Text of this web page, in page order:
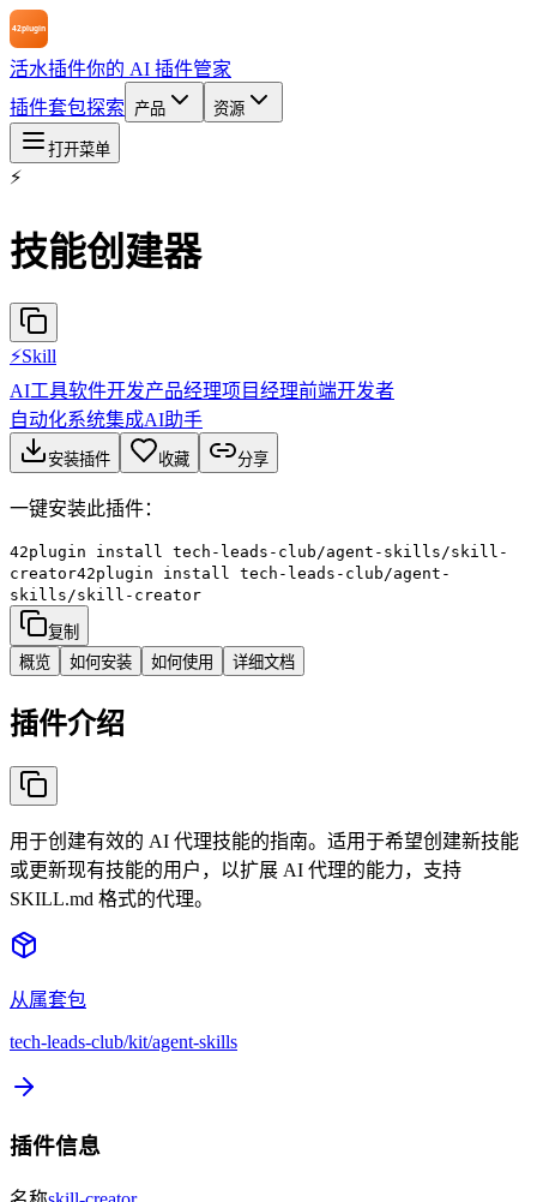
活水插件你的 AI 插件管家
插件套包探索 产品 资源
打开菜单
⚡
技能创建器
⚡Skill
AI工具软件开发产品经理项目经理前端开发者
自动化系统集成AI助手
安装插件 收藏 分享
一键安装此插件：
42plugin install tech-leads-club/agent-skills/skill-
creator42plugin install tech-leads-club/agent-
skills/skill-creator
复制
概览
如何安装 如何使用 详细文档
插件介绍
用于创建有效的 AI 代理技能的指南。适用于希望创建新技能
或更新现有技能的用户，以扩展 AI 代理的能力，支持
SKILL.md 格式的代理。
从属套包
tech-leads-club/kit/agent-skills
插件信息